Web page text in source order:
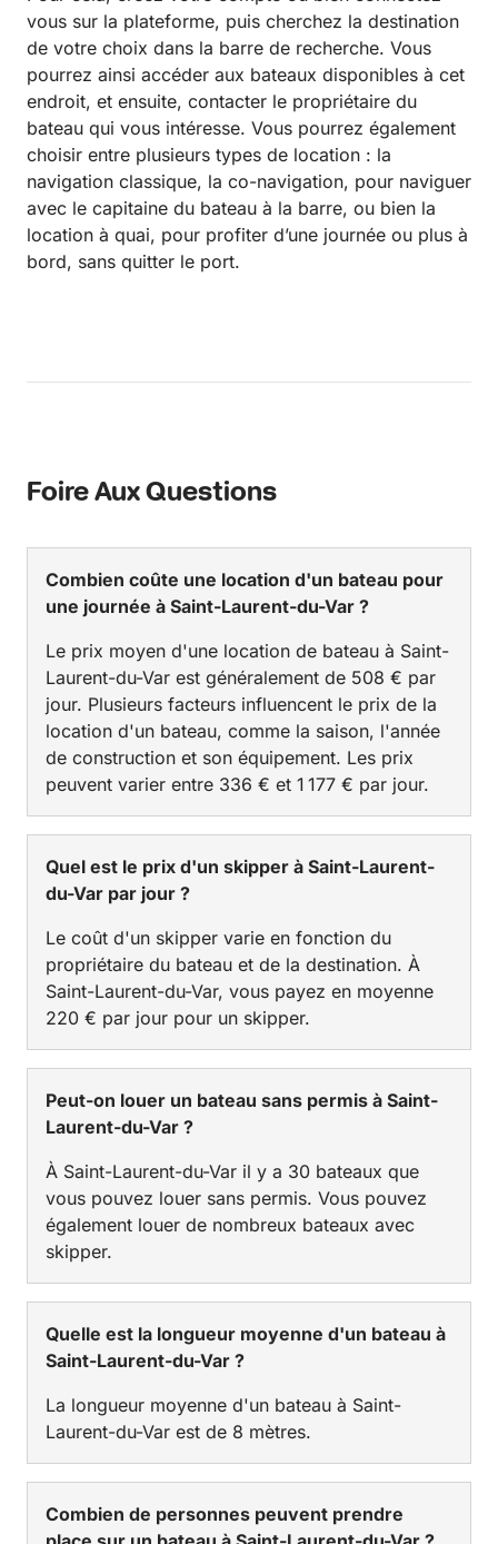
vous sur la plateforme, puis cherchez la destination
de votre choix dans la barre de recherche. Vous
pourrez ainsi accéder aux bateaux disponibles à cet
endroit, et ensuite, contacter le propriétaire du
bateau qui vous intéresse. Vous pourrez également
choisir entre plusieurs types de location : la
navigation classique, la co-navigation, pour naviguer
avec le capitaine du bateau à la barre, ou bien la
location à quai, pour profiter d’une journée ou plus à
bord, sans quitter le port.
Foire Aux Questions
Combien coûte une location d'un bateau pour
une journée à Saint-Laurent-du-Var ?
Le prix moyen d'une location de bateau à Saint-
Laurent-du-Var est généralement de 508 € par
jour. Plusieurs facteurs influencent le prix de la
location d'un bateau, comme la saison, l'année
de construction et son équipement. Les prix
peuvent varier entre 336 € et 1 177 € par jour.
Quel est le prix d'un skipper à Saint-Laurent-
du-Var par jour ?
Le coût d'un skipper varie en fonction du
propriétaire du bateau et de la destination. À
Saint-Laurent-du-Var, vous payez en moyenne
220 € par jour pour un skipper.
Peut-on louer un bateau sans permis à Saint-
Laurent-du-Var ?
À Saint-Laurent-du-Var il y a 30 bateaux que
vous pouvez louer sans permis. Vous pouvez
également louer de nombreux bateaux avec
skipper.
Quelle est la longueur moyenne d'un bateau à
Saint-Laurent-du-Var ?
La longueur moyenne d'un bateau à Saint-
Laurent-du-Var est de 8 mètres.
Combien de personnes peuvent prendre